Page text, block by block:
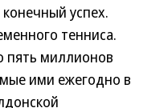
успех.
тенниса.
пять миллионов
ими ежегодно в